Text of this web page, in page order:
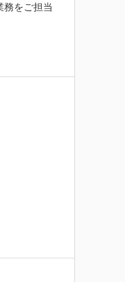
務をご担当